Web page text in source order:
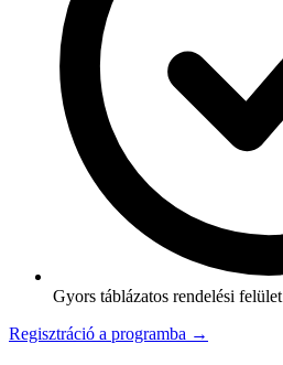
Gyors táblázatos rendelési felület
Regisztráció a programba →